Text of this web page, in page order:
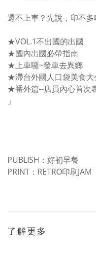
還不上車？先說，印不多
★VOL.1不出國的出國
★國內出國必帶指南
★上車囉~發車去異鄉
★滯台外國人口袋美食大
★番外篇--店員內心首次
」
PUBLISH：好初早餐
PRINT：RETRO印刷JAM
了解更多